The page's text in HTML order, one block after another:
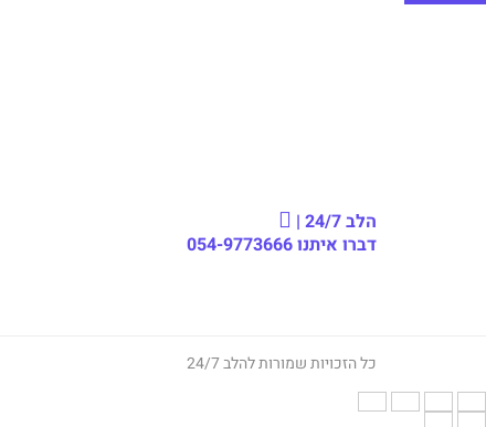
הלב 24/7 |
דברו איתנו054-9773666
כל הזכויות שמורות להלב 24/7